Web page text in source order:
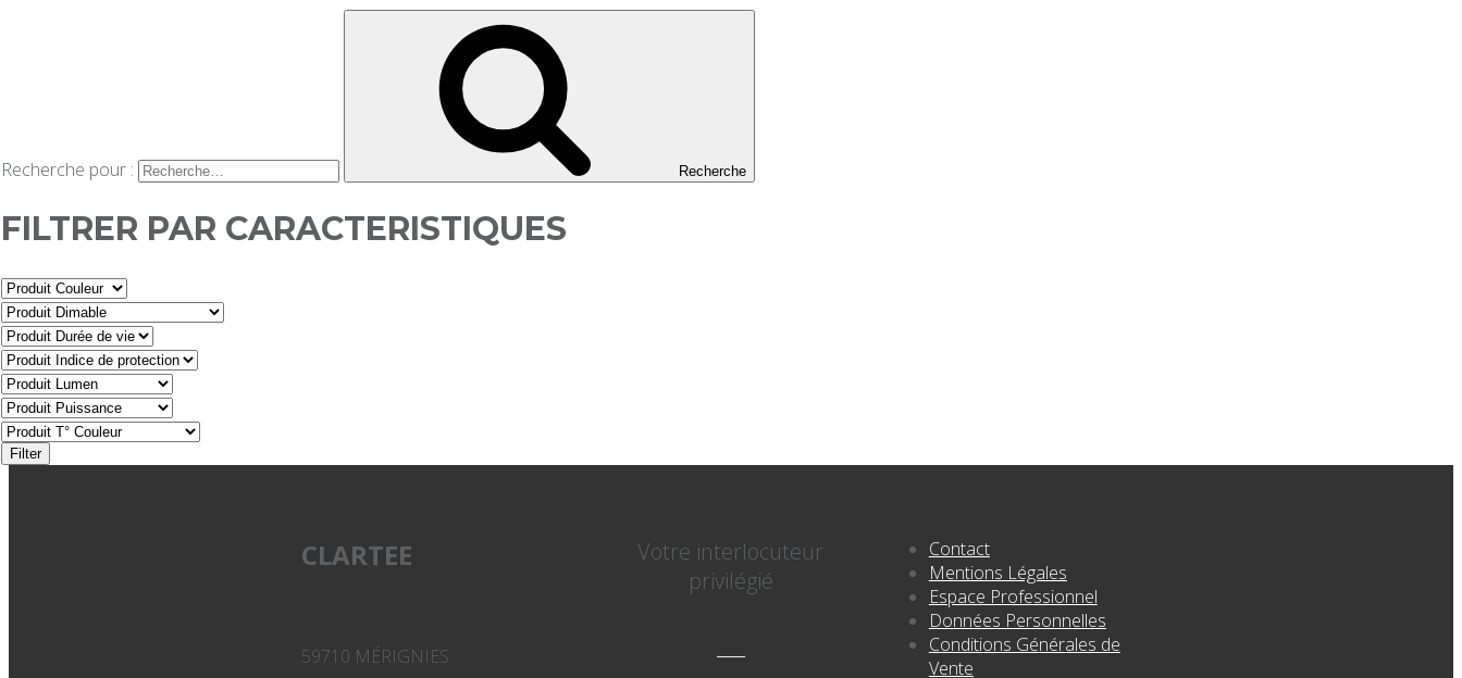
Recherche pour : Recherche
FILTRER PAR CARACTERISTIQUES
Filter
CLARTEE
59710 MÉRIGNIES
Votre interlocuteur
privilégié
Contact
Mentions Légales
Espace Professionnel
Données Personnelles
Conditions Générales de
Vente